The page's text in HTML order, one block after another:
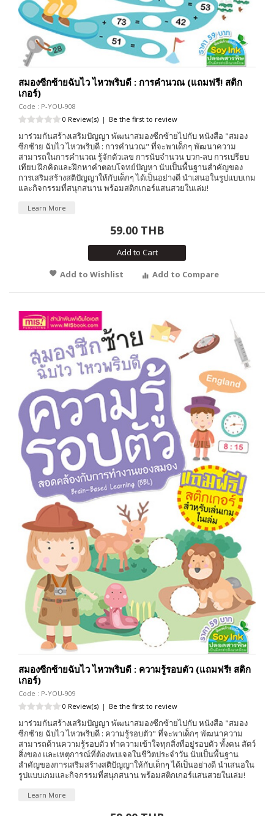
สมองซีกซ้ายฉับไว ไหวพริบดี : การคำนวณ (แถมฟรี! สติก
เกอร์)
Code : P-YOU-908
0 Review(s) | Be the first to review
มาร่วมกันสร้างเสริมปัญญา พัฒนาสมองซีกซ้ายไปกับ หนังสือ "สมอง
ซีกซ้าย ฉับไว ไหวพริบดี : การคำนวณ" ที่จะพาเด็กๆ พัฒนาความ
สามารถในการคำนวณ รู้จักตัวเลข การนับจำนวน บวก-ลบ การเปรียบ
เทียบ ฝึกคิดและฝึกหาคำตอบโจทย์ปัญหา นับเป็นพื้นฐานสำคัญของ
การเสริมสร้างสติปัญญาให้กับเด็กๆ ได้เป็นอย่างดี นำเสนอในรูปแบบเกม
และกิจกรรมที่สนุกสนาน พร้อมสติกเกอร์แสนสวยในเล่ม!
Learn More
59.00 THB
Add to Cart
Add to Wishlist
Add to Compare
สมองซีกซ้ายฉับไว ไหวพริบดี : ความรู้รอบตัว (แถมฟรี! สติก
เกอร์)
Code : P-YOU-909
0 Review(s) | Be the first to review
มาร่วมกันสร้างเสริมปัญญา พัฒนาสมองซีกซ้ายไปกับ หนังสือ "สมอง
ซีกซ้าย ฉับไว ไหวพริบดี : ความรู้รอบตัว" ที่จะพาเด็กๆ พัฒนาความ
สามารถด้านความรู้รอบตัว ทำความเข้าใจทุกสิ่งที่อยู่รอบตัว ทั้งคน สัตว์
สิ่งของ และเหตุการณ์ที่ต้องพบเจอในชีวิตประจำวัน นับเป็นพื้นฐาน
สำคัญของการเสริมสร้างสติปัญญาให้กับเด็กๆ ได้เป็นอย่างดี นำเสนอใน
รูปแบบเกมและกิจกรรมที่สนุกสนาน พร้อมสติกเกอร์แสนสวยในเล่ม!
Learn More